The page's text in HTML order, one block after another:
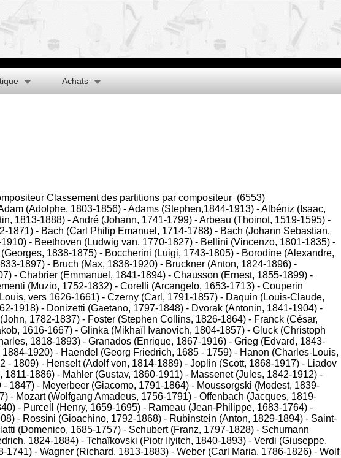
Achats
Classement des partitions par compositeur (6553)
(Adolphe, 1803-1856) -Adams (Stephen,1844-1913) -Albéniz (Isaac,
1813-1888) -André (Johann, 1741-1799) -Arbeau (Thoinot, 1519-1595) -
1871) - Bach (Carl Philip Emanuel, 1714-1788) - Bach (Johann Sebastian,
- Beethoven (Ludwig van, 1770-1827) - Bellini (Vincenzo, 1801-1835) -
1838-1875) - Boccherini (Luigi, 1743-1805) - Borodine (Alexandre,
1897) - Bruch (Max, 1838-1920) - Bruckner (Anton, 1824-1896) -
- Chabrier (Emmanuel, 1841-1894) - Chausson (Ernest, 1855-1899) -
(Muzio, 1752-1832) - Corelli (Arcangelo, 1653-1713) - Couperin
vers 1626-1661) - Czerny (Carl, 1791-1857) - Daquin (Louis-Claude,
1918) - Donizetti (Gaetano, 1797-1848) - Dvorak (Antonin, 1841-1904) -
1782-1837) - Foster (Stephen Collins, 1826-1864) - Franck (César,
1616-1667) - Glinka (Mikhaïl Ivanovich, 1804-1857) - Gluck (Christoph
1818-1893) - Granados (Enrique, 1867-1916) - Grieg (Edvard, 1843-
1884-1920) - Haendel (Georg Friedrich, 1685 - 1759) - Hanon (Charles-Louis,
- 1809) - Henselt (Adolf von, 1814-1889) - Joplin (Scott, 1868-1917) - Liadov
1811-1886) - Mahler (Gustav, 1860-1911) - Massenet (Jules, 1842-1912) -
- 1847) - Meyerbeer (Giacomo, 1791-1864) - Moussorgski (Modest, 1839-
- Mozart (Wolfgang Amadeus, 1756-1791) - Offenbach (Jacques, 1819-
- Purcell (Henry, 1659-1695) - Rameau (Jean-Philippe, 1683-1764) -
- Rossini (Gioachino, 1792-1868) - Rubinstein (Anton, 1829-1894) - Saint-
(Domenico, 1685-1757) - Schubert (Franz, 1797-1828) - Schumann
1824-1884) - Tchaïkovski (Piotr Ilyitch, 1840-1893) - Verdi (Giuseppe,
1741) - Wagner (Richard, 1813-1883) - Weber (Carl Maria, 1786-1826) - Wolf